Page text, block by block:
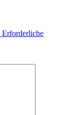
Erforderliche